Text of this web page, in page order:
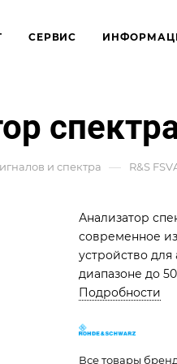
СЕРВИС
и спектра — R&S
Анализатор
современное
устройство для
диапазоне до
полосой
Подробности
Все товары